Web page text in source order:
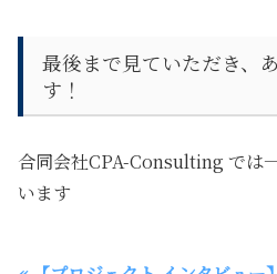
最後まで見ていただき、
す！
合同会社CPA-Consulting では
います